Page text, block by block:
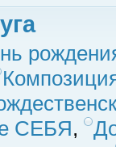
СЕБЯ,